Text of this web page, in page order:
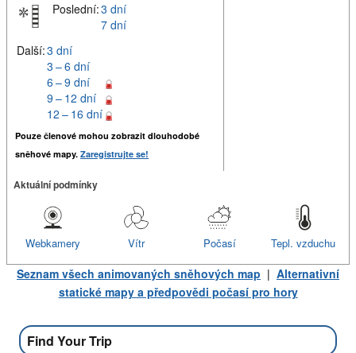
Poslední:3 dní
7 dní
Další:3 dní
3 – 6 dní
6 – 9 dní
9 – 12 dní
12 – 16 dní
Pouze členové mohou zobrazit dlouhodobé
sněhové mapy. Zaregistrujte se!
Aktuální podmínky
Tepl. vzduchu
Počasí
Vítr
Webkamery
Seznam všech animovaných sněhových map | Alternativní
statické mapy a předpovědi počasí pro hory
Find Your Trip